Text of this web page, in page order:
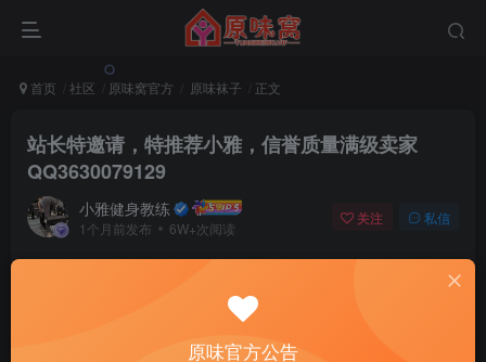
首页 社区 原味窝官方 原味袜子 正文
站长特邀请，特推荐小雅，信誉质量满级卖家
QQ3630079129
小雅健身教练
1个月前发布 6W+次阅读
关注 私信
该版块内容已隐藏，请登录后查看
登录后继续查看
原味官方公告